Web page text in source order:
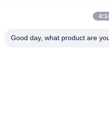
Good day, what product are